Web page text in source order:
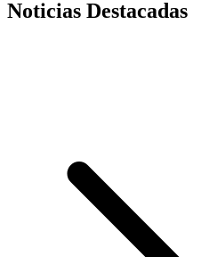
Noticias Destacadas